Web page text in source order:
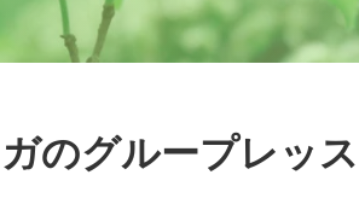
のグループレッ